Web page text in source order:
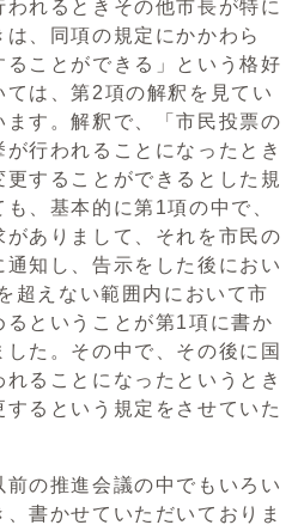
れるときその他市長が特に
、同項の規定にかかわら
ことができる」という格好
は、第2項の解釈を見てい
す。解釈で、「市民投票の
行われることになったとき
することができるとした規
、基本的に第1項の中で、
ありまして、それを市民の
知し、告示をした後におい
超えない範囲内において市
ということが第1項に書か
た。その中で、その後に国
ることになったというとき
るという規定をさせていた
の推進会議の中でもいろい
書かせていただいておりま